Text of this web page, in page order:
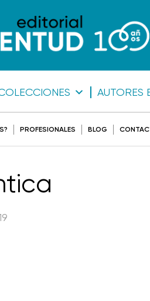
AUTORES
PROFESIONALES BLOG